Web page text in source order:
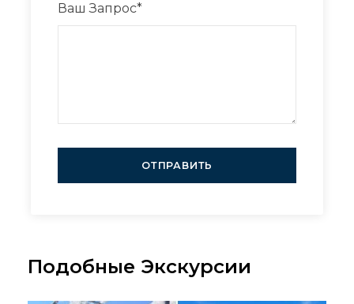
Ваш Запрос*
Подобные Экскурсии